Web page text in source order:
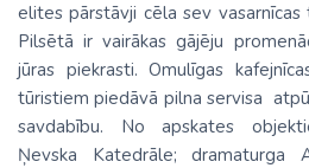
elites pārstāvji cēla sev
Pilsētā ir vairākas gājēju
jūras piekrasti. Omulīgas
tūristiem piedāvā pilna servisa
savdabību. No apskates
Ņevska Katedrāle; dramaturga